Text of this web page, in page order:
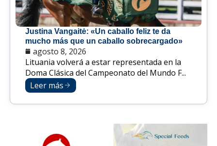
Justina Vangaitė: «Un caballo feliz te da
mucho más que un caballo sobrecargado»
agosto 8, 2026
Lituania volverá a estar representada en la
Doma Clásica del Campeonato del Mundo F...
Leer más